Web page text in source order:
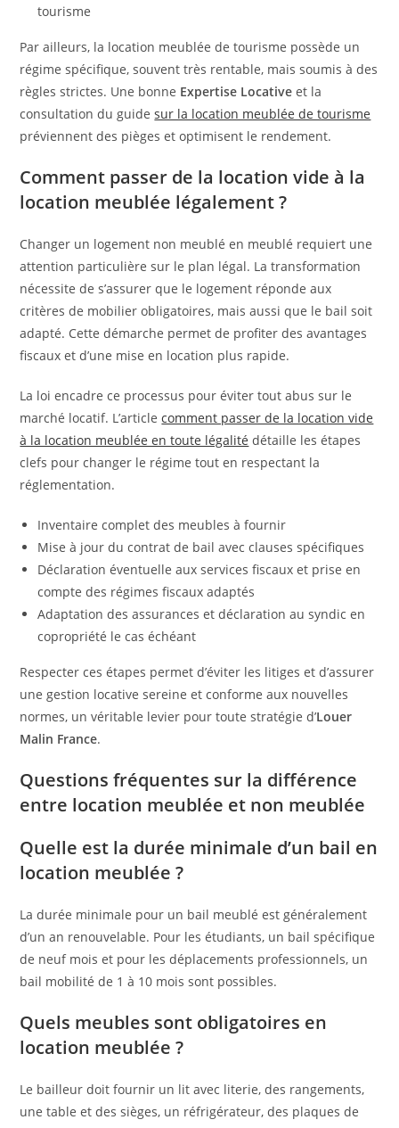
tourisme
Par ailleurs, la location meublée de tourisme possède un
régime spécifique, souvent très rentable, mais soumis à des
règles strictes. Une bonne Expertise Locative et la
consultation du guidesur la location meublée de tourisme
préviennent des pièges et optimisent le rendement.
Comment passer de la location vide à la
location meublée légalement ?
Changer un logement non meublé en meublé requiert une
attention particulière sur le plan légal. La transformation
nécessite de s’assurer que le logement réponde aux
critères de mobilier obligatoires, mais aussi que le bail soit
adapté. Cette démarche permet de profiter des avantages
fiscaux et d’une mise en location plus rapide.
La loi encadre ce processus pour éviter tout abus sur le
marché locatif. L’articlecomment passer de la location vide
à la location meublée en toute légalité détaille les étapes
clefs pour changer le régime tout en respectant la
réglementation.
Inventaire complet des meubles à fournir
Mise à jour du contrat de bail avec clauses spécifiques
Déclaration éventuelle aux services fiscaux et prise en
compte des régimes fiscaux adaptés
Adaptation des assurances et déclaration au syndic en
copropriété le cas échéant
Respecter ces étapes permet d’éviter les litiges et d’assurer
une gestion locative sereine et conforme aux nouvelles
normes, un véritable levier pour toute stratégie d’Louer
Malin France.
Questions fréquentes sur la différence
entre location meublée et non meublée
Quelle est la durée minimale d’un bail en
location meublée ?
La durée minimale pour un bail meublé est généralement
d’un an renouvelable. Pour les étudiants, un bail spécifique
de neuf mois et pour les déplacements professionnels, un
bail mobilité de 1 à 10 mois sont possibles.
Quels meubles sont obligatoires en
location meublée ?
Le bailleur doit fournir un lit avec literie, des rangements,
une table et des sièges, un réfrigérateur, des plaques de